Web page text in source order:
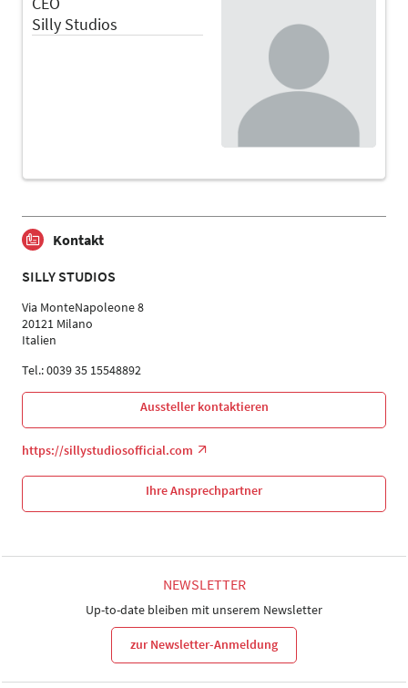
Silly Studios
Kontakt
SILLY STUDIOS
Via MonteNapoleone 8
20121 Milano
Italien
Tel.: 0039 35 15548892
Aussteller kontaktieren
https://sillystudiosofficial.com
Ihre Ansprechpartner
NEWSLETTER
Up-to-date bleiben mit unserem Newsletter
zur Newsletter-Anmeldung